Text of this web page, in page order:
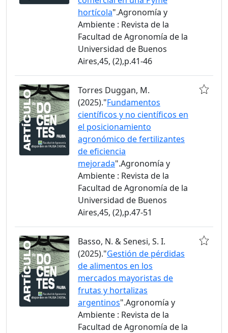
hortícola".Agronomía y
Ambiente : Revista de la
Facultad de Agronomía de la
Universidad de Buenos
Aires,45, (2),p.41-46
Torres Duggan, M.
(2025)."Fundamentos
científicos y no científicos en
el posicionamiento
agronómico de fertilizantes
de eficiencia
mejorada".Agronomía y
Ambiente : Revista de la
Facultad de Agronomía de la
Universidad de Buenos
Aires,45, (2),p.47-51
Basso, N. & Senesi, S. I.
(2025)."Gestión de pérdidas
de alimentos en los
mercados mayoristas de
frutas y hortalizas
argentinos".Agronomía y
Ambiente : Revista de la
Facultad de Agronomía de la